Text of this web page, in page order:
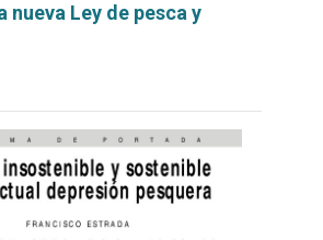
nueva Ley de pesca y